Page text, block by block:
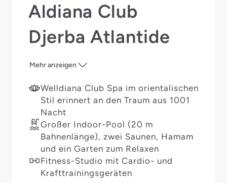
Aldiana Club
Djerba Atlantide
Mehr anzeigen
Welldiana Club Spa im orientalischen
Stil erinnert an den Traum aus 1001
Nacht
Großer Indoor-Pool (20 m
Bahnenlänge), zwei Saunen, Hamam
und ein Garten zum Relaxen
Fitness-Studio mit Cardio- und
Krafttrainingsgeräten